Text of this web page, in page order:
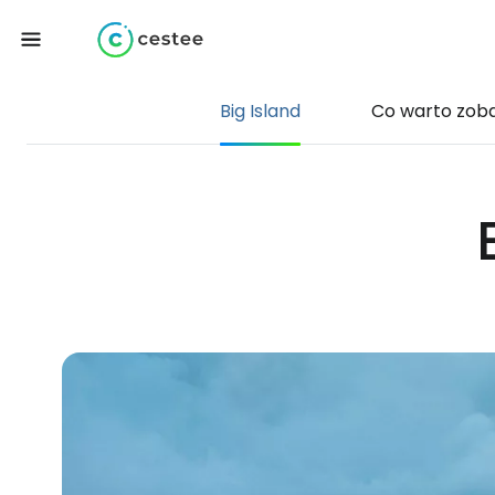
Big Island Co warto